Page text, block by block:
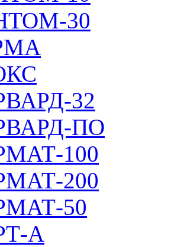
30
32
ПО
100
200
50
А